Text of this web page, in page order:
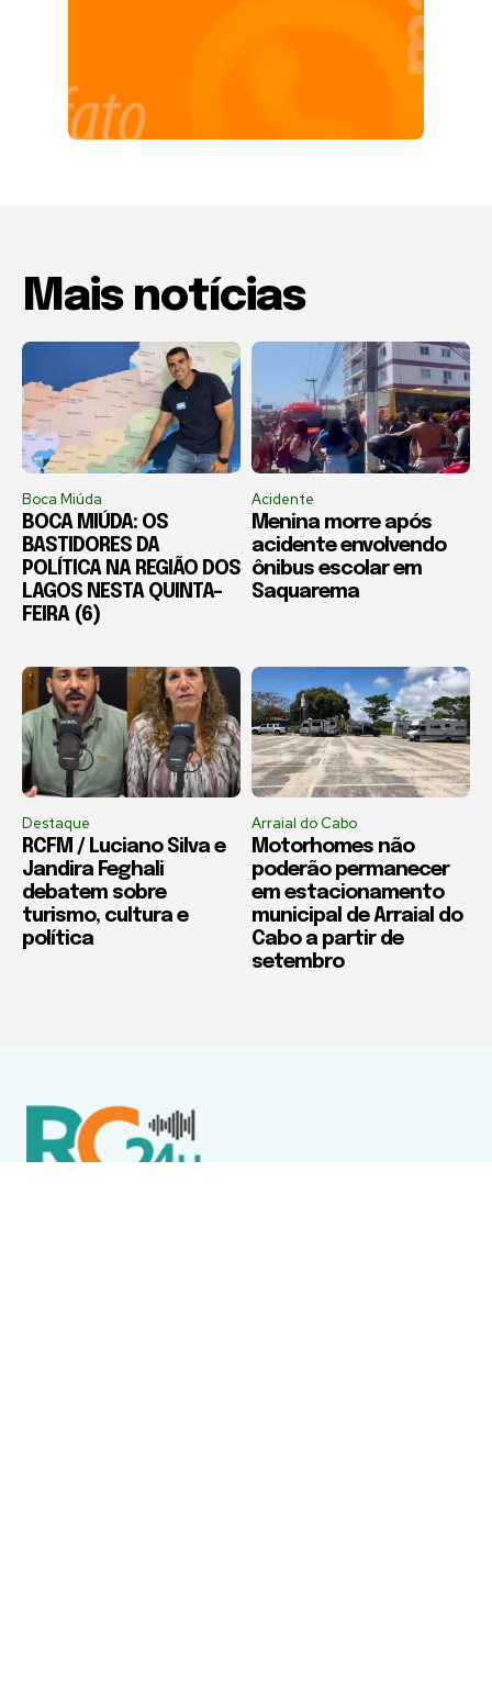
Mais notícias
Boca Miúda
BOCA MIÚDA: OS
BASTIDORES DA
POLÍTICA NA REGIÃO DOS
LAGOS NESTA QUINTA-
FEIRA (6)
Acidente
Menina morre após
acidente envolvendo
ônibus escolar em
Saquarema
Destaque
RCFM / Luciano Silva e
Jandira Feghali
debatem sobre
turismo, cultura e
política
Arraial do Cabo
Motorhomes não
poderão permanecer
em estacionamento
municipal de Arraial do
Cabo a partir de
setembro